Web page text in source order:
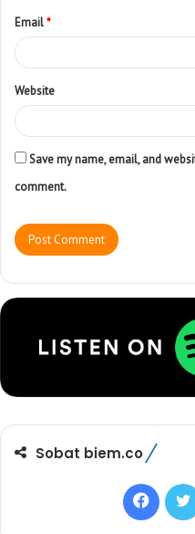
Email*
Website
Save my name, email, and
comment.
Sobat biem.co
F